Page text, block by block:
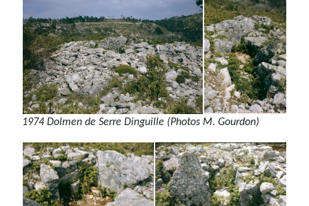
1974 Dolmen de Serre Dinguille (Photos M. Gourdon)